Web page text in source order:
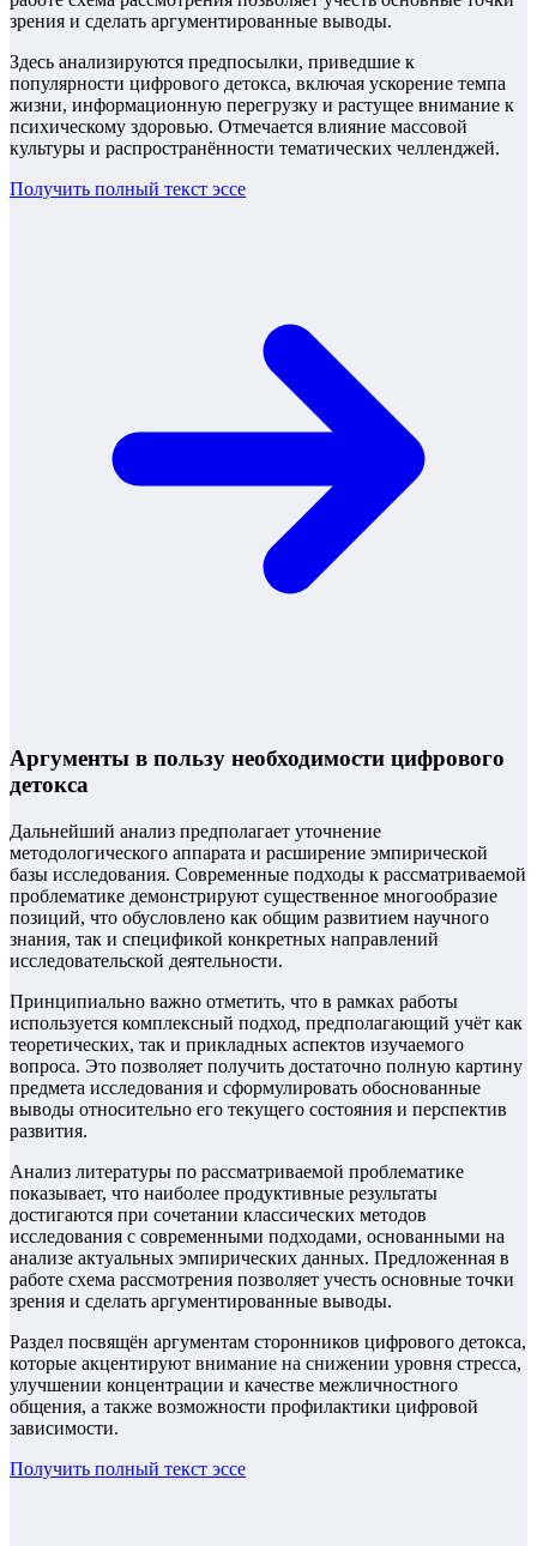
зрения и сделать аргументированные выводы.
Здесь анализируются предпосылки, приведшие к
популярности цифрового детокса, включая ускорение темпа
жизни, информационную перегрузку и растущее внимание к
психическому здоровью. Отмечается влияние массовой
культуры и распространённости тематических челленджей.
Получить полный текст эссе
Аргументы в пользу необходимости цифрового
детокса
Дальнейший анализ предполагает уточнение
методологического аппарата и расширение эмпирической
базы исследования. Современные подходы к рассматриваемой
проблематике демонстрируют существенное многообразие
позиций, что обусловлено как общим развитием научного
знания, так и спецификой конкретных направлений
исследовательской деятельности.
Принципиально важно отметить, что в рамках работы
используется комплексный подход, предполагающий учёт как
теоретических, так и прикладных аспектов изучаемого
вопроса. Это позволяет получить достаточно полную картину
предмета исследования и сформулировать обоснованные
выводы относительно его текущего состояния и перспектив
развития.
Анализ литературы по рассматриваемой проблематике
показывает, что наиболее продуктивные результаты
достигаются при сочетании классических методов
исследования с современными подходами, основанными на
анализе актуальных эмпирических данных. Предложенная в
работе схема рассмотрения позволяет учесть основные точки
зрения и сделать аргументированные выводы.
Раздел посвящён аргументам сторонников цифрового детокса,
которые акцентируют внимание на снижении уровня стресса,
улучшении концентрации и качестве межличностного
общения, а также возможности профилактики цифровой
зависимости.
Получить полный текст эссе